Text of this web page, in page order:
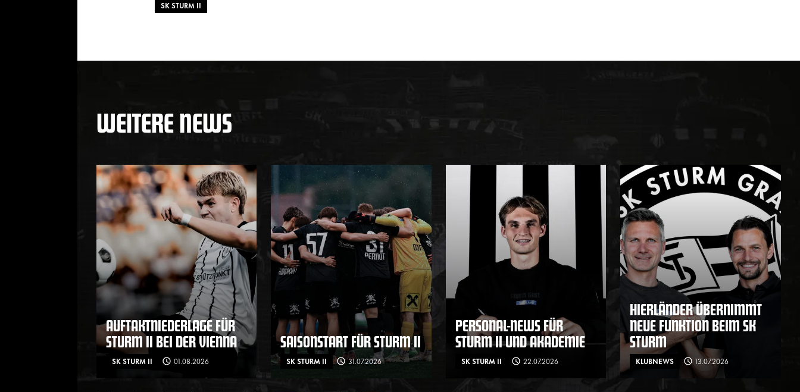
SK STURM II
WEITERE NEWS
AUFTAKTNIEDERLAGE FÜR
STURM II BEI DER VIENNA
SK STURM II 01.08.2026
SAISONSTART FÜR STURM II
SK STURM II 31.07.2026
PERSONAL-NEWS FÜR
STURM II UND AKADEMIE
SK STURM II 22.07.2026
HIERLÄNDER ÜBERNIMMT
NEUE FUNKTION BEIM SK
STURM
KLUBNEWS 13.07.2026